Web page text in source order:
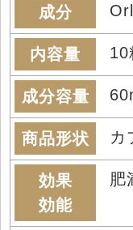
成分
内容量 10
成分容量
商品形状 カ
効果
効能
肥